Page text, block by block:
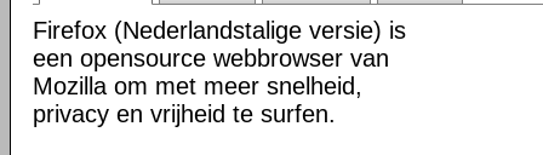
Firefox (Nederlandstalige versie) is
een opensource webbrowser van
Mozilla om met meer snelheid,
privacy en vrijheid te surfen.